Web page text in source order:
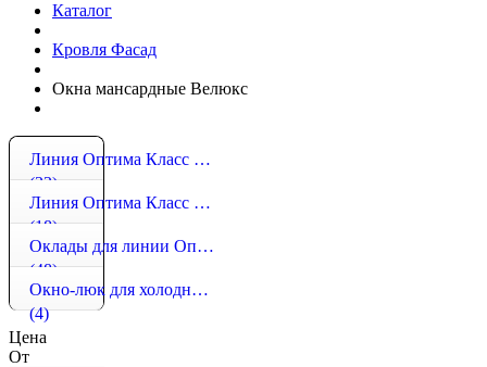
Каталог
Кровля Фасад
Окна мансардные Велюкс
Линия Оптима Класс Комфорт
(33)
Линия Оптима Класс Стандарт
(18)
Оклады для линии Оптима
(48)
Окно-люк для холодных чердаков
(4)
Цена
От